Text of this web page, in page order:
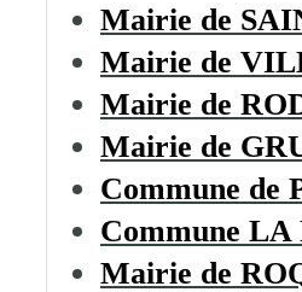
Mairie de
Mairie de
Mairie de
Mairie de
Commune de
Commune
Mairie de